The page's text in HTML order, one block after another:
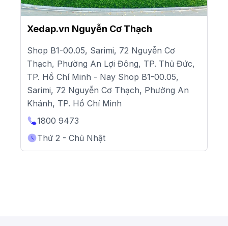
Xedap.vn Nguyễn Cơ Thạch
Shop B1-00.05, Sarimi, 72 Nguyễn Cơ
Thạch, Phường An Lợi Đông, TP. Thủ Đức,
TP. Hồ Chí Minh - Nay Shop B1-00.05,
Sarimi, 72 Nguyễn Cơ Thạch, Phường An
Khánh, TP. Hồ Chí Minh
1800 9473
Thứ 2 - Chủ Nhật